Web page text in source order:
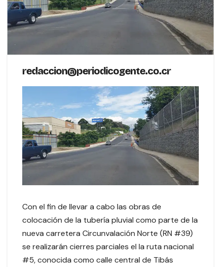
redaccion@periodicogente.co.cr
Con el fin de llevar a cabo las obras de
colocación de la tubería pluvial como parte de la
nueva carretera Circunvalación Norte (RN #39)
se realizarán cierres parciales el la ruta nacional
#5, conocida como calle central de Tibás